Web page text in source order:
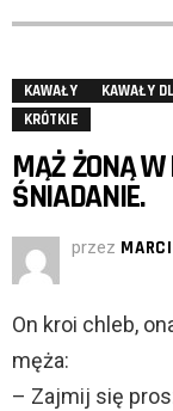
KAWAŁY KAWAŁY
KRÓTKIE
MĄŻ ŻONĄ W
ŚNIADANIE.
przez
On kroi chleb,
męża:
– Zajmij się